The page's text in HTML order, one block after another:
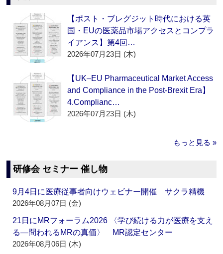
【ポスト・ブレグジット時代における英
国・EUの医薬品市場アクセスとコンプラ
イアンス】第4回…
2026年07月23日 (木)
【UK–EU Pharmaceutical Market Access
and Compliance in the Post-Brexit Era】
4.Complianc…
2026年07月23日 (木)
もっと見る »
研修会 セミナー 催し物
9月4日に医療従事者向けウェビナー開催 サクラ精機
2026年08月07日 (金)
21日にMRフォーラム2026 〈学び続ける力が医療を支え
る―問われるMRの真価〉 MR認定センター
2026年08月06日 (木)